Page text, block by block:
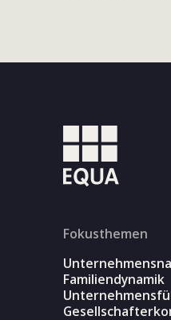
Fokusthemen
Familiendynamik